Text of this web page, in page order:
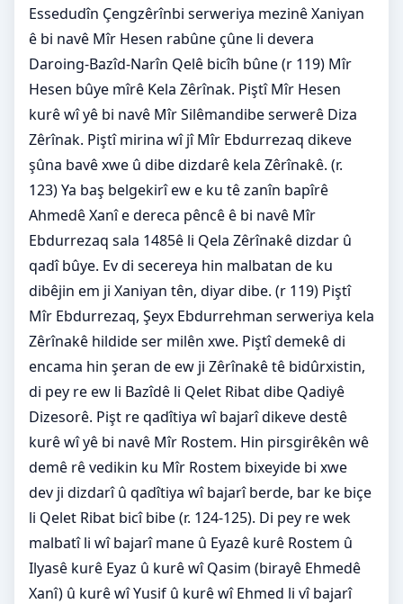
Essedudîn Çengzêrînbi serweriya mezinê Xaniyan
ê bi navê Mîr Hesen rabûne çûne li devera
Daroing-Bazîd-Narîn Qelê bicîh bûne (r 119) Mîr
Hesen bûye mîrê Kela Zêrînak. Piştî Mîr Hesen
kurê wî yê bi navê Mîr Silêmandibe serwerê Diza
Zêrînak. Piştî mirina wî jî Mîr Ebdurrezaq dikeve
şûna bavê xwe û dibe dizdarê kela Zêrînakê. (r.
123) Ya baş belgekirî ew e ku tê zanîn bapîrê
Ahmedê Xanî e dereca pêncê ê bi navê Mîr
Ebdurrezaq sala 1485ê li Qela Zêrînakê dizdar û
qadî bûye. Ev di secereya hin malbatan de ku
dibêjin em ji Xaniyan tên, diyar dibe. (r 119) Piştî
Mîr Ebdurrezaq, Şeyx Ebdurrehman serweriya kela
Zêrînakê hildide ser milên xwe. Piştî demekê di
encama hin şeran de ew ji Zêrînakê tê bidûrxistin,
di pey re ew li Bazîdê li Qelet Ribat dibe Qadiyê
Dizesorê. Pişt re qadîtiya wî bajarî dikeve destê
kurê wî yê bi navê Mîr Rostem. Hin pirsgirêkên wê
demê rê vedikin ku Mîr Rostem bixeyide bi xwe
dev ji dizdarî û qadîtiya wî bajarî berde, bar ke biçe
li Qelet Ribat bicî bibe (r. 124-125). Di pey re wek
malbatî li wî bajarî mane û Eyazê kurê Rostem û
Ilyasê kurê Eyaz û kurê wî Qasim (birayê Ehmedê
Xanî) û kurê wî Yusif û kurê wî Ehmed li vî bajarî